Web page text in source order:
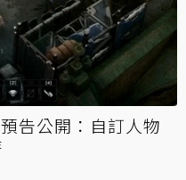
告公開：自訂人物